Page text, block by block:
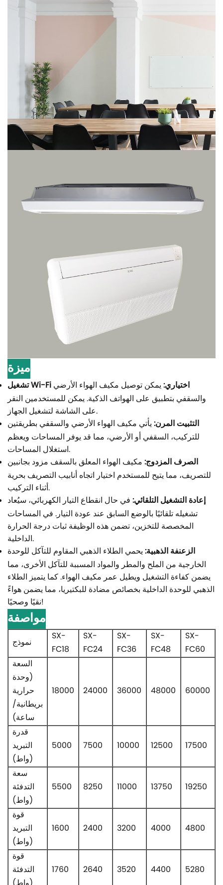
ميزة
تشغيل Wi-Fi اختياري:يمكن توصيل مكيف الهواء الأرضي
والسقفي بتطبيق على الهواتف الذكية. يمكن للمستخدمين النقر
على الشاشة لتشغيل الجهاز.
التثبيت المرن:يأتي مكيف الهواء الأرضي والسقفي بطريقتين
للتركيب، السقفي أو الأرضي، مما قد يوفر المساحات ويعظم
استغلال المساحات.
الصرف المزدوج:مكيف الهواء المعلق بالسقف مزود بجانبين
للتصريف، مما يتيح للمستخدم اختيار اتجاه أنابيب التصريف بحرية
أثناء التركيب.
إعادة التشغيل التلقائي:في حال انقطاع التيار الكهربائي، سيُعاد
تشغيله تلقائيًا بالوضع السابق عند عودة التيار. في المساحات
المخصصة للتخزين، تضمن هذه الوظيفة ثبات درجة الحرارة
الداخلية.
الزعنفة الذهبية:يحمي الطلاء الذهبي المقاوم للتآكل للوحدة
الخارجية من الملح والمطر والمواد المسببة للتآكل الأخرى، مما
يضمن كفاءة التشغيل ويطيل عمر مكيف الهواء. كما يتميز الطلاء
الذهبي للوحدة الداخلية بخصائص مضادة للبكتيريا، مما يضمن هواءً
نقيًا وصحيًا!
مواصفة
نموذج
SX-
FC18
SX-
FC24
SX-
FC36
SX-
FC48
SX-
FC60
السعة
(وحدة
حرارية
بريطانية/
ساعة)
18000 24000 36000 48000 60000
قدرة
التبريد
(واط)
5000 7500 10000 12500 17500
سعة
التدفئة
(واط)
5500 8250 11000 13750 19250
قوة
التبريد
(واط)
1600 2400 3200 4000 4800
قوة
التدفئة
1760 2640 3520 4400 5280